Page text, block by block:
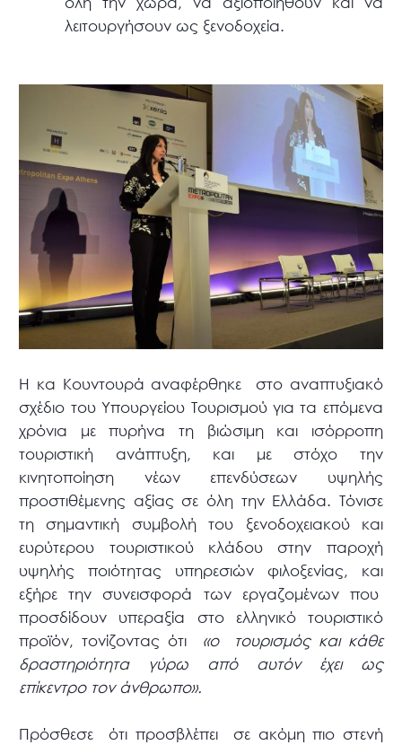
λειτουργήσουν ως ξενοδοχεία.
Η κα Κουντουρά αναφέρθηκε στο αναπτυξιακό
σχέδιο του Υπουργείου Τουρισμού για τα επόμενα
χρόνια με πυρήνα τη βιώσιμη και ισόρροπη
τουριστική ανάπτυξη, και με στόχο την
κινητοποίηση νέων επενδύσεων υψηλής
προστιθέμενης αξίας σε όλη την Ελλάδα. Τόνισε
τη σημαντική συμβολή του ξενοδοχειακού και
ευρύτερου τουριστικού κλάδου στην παροχή
υψηλής ποιότητας υπηρεσιών φιλοξενίας, και
εξήρε την συνεισφορά των εργαζομένων που
προσδίδουν υπεραξία στο ελληνικό τουριστικό
προϊόν, τονίζοντας ότι «ο τουρισμός και κάθε
δραστηριότητα γύρω από αυτόν έχει ως
επίκεντρο τον άνθρωπο».
Πρόσθεσε ότι προσβλέπει σε ακόμη πιο στενή